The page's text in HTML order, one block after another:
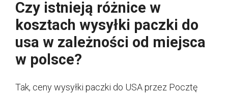
Czy istnieją różnice w
kosztach wysyłki paczki do
usa w zależności od miejsca
w polsce?
Tak, ceny wysyłki paczki do USA przez Pocztę